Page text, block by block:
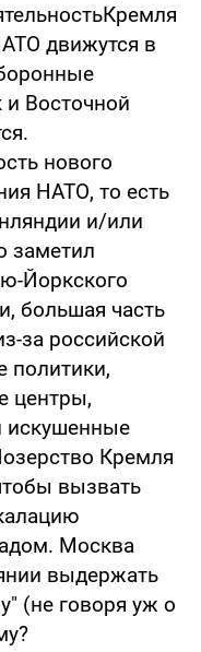
движутся в
Восточной
нового
НАТО, то есть
и/или
заметил
Йоркского
большая часть
за российской
политики,
центры,
искушенные
Кремля
вызвать
Москва
выдержать
(не говоря уж о